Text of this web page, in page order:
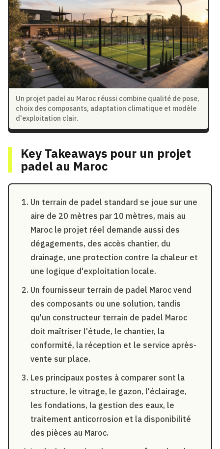
Un projet padel au Maroc réussi combine qualité de pose,
choix des composants, adaptation climatique et modèle
d'exploitation clair.
Key Takeaways pour un projet
padel au Maroc
Un terrain de padel standard se joue sur une
aire de 20 mètres par 10 mètres, mais au
Maroc le projet réel demande aussi des
dégagements, des accès chantier, du
drainage, une protection contre la chaleur et
une logique d'exploitation locale.
Un fournisseur terrain de padel Maroc vend
des composants ou une solution, tandis
qu'un constructeur terrain de padel Maroc
doit maîtriser l'étude, le chantier, la
conformité, la réception et le service après-
vente sur place.
Les principaux postes à comparer sont la
structure, le vitrage, le gazon, l'éclairage,
les fondations, la gestion des eaux, le
traitement anticorrosion et la disponibilité
des pièces au Maroc.